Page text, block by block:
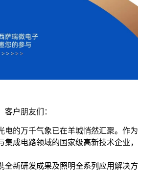
户朋友们：
的万千气象已在羊城悄然汇聚。作为
集成电路领域的国家级高新技术企业，
全新研发成果及照明全系列应用解决方